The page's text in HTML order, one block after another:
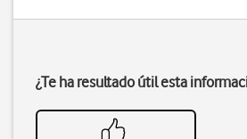
¿Te ha resultado útil esta